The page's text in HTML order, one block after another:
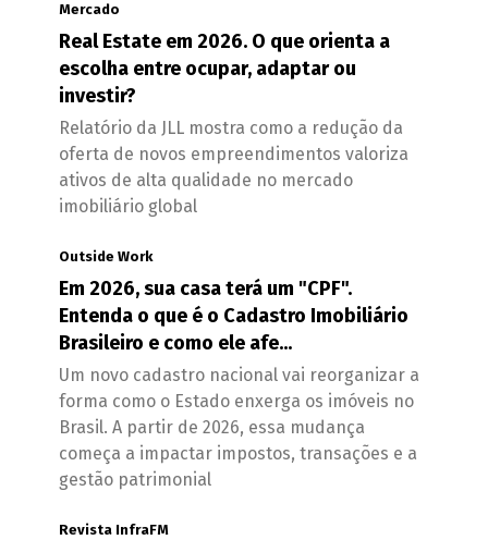
Mercado
Real Estate em 2026. O que orienta a
escolha entre ocupar, adaptar ou
investir?
Relatório da JLL mostra como a redução da
oferta de novos empreendimentos valoriza
ativos de alta qualidade no mercado
imobiliário global
Outside Work
Em 2026, sua casa terá um "CPF".
Entenda o que é o Cadastro Imobiliário
Brasileiro e como ele afe...
Um novo cadastro nacional vai reorganizar a
forma como o Estado enxerga os imóveis no
Brasil. A partir de 2026, essa mudança
começa a impactar impostos, transações e a
gestão patrimonial
Revista InfraFM